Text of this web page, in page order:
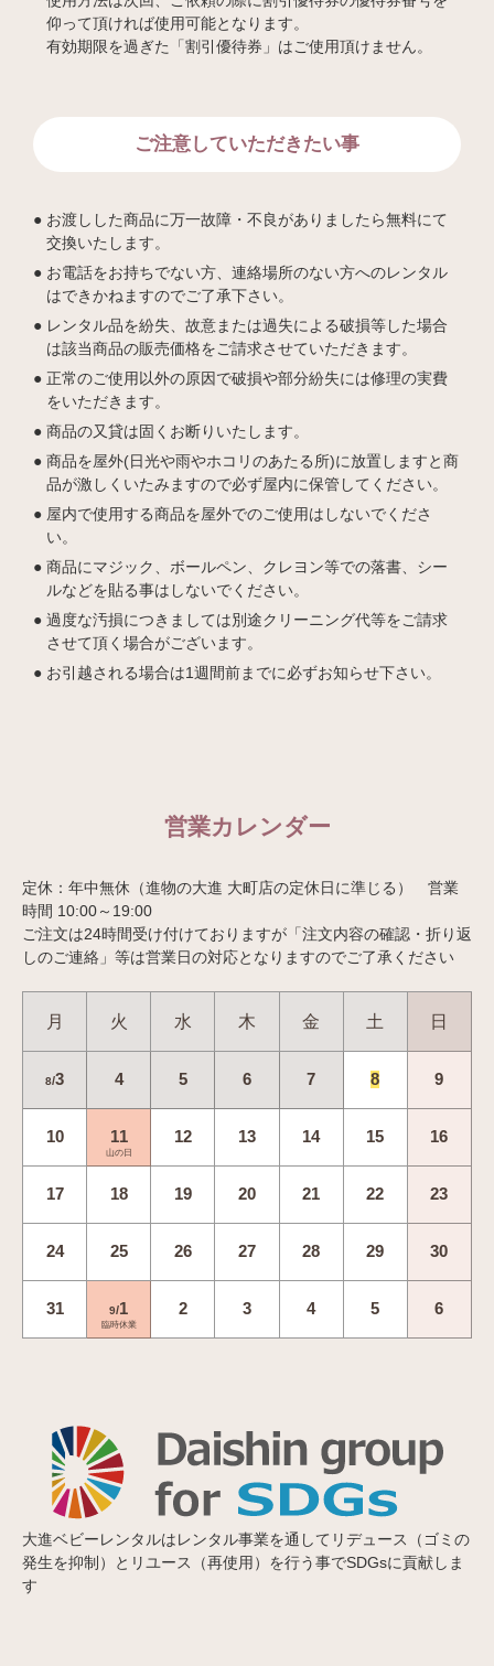
仰って頂ければ使用可能となります。
有効期限を過ぎた「割引優待券」はご使用頂けません。
ご注意していただきたい事
お渡しした商品に万一故障・不良がありましたら無料にて
交換いたします。
お電話をお持ちでない方、連絡場所のない方へのレンタル
はできかねますのでご了承下さい。
レンタル品を紛失、故意または過失による破損等した場合
は該当商品の販売価格をご請求させていただきます。
正常のご使用以外の原因で破損や部分紛失には修理の実費
をいただきます。
商品の又貸は固くお断りいたします。
商品を屋外(日光や雨やホコリのあたる所)に放置しますと商
品が激しくいたみますので必ず屋内に保管してください。
屋内で使用する商品を屋外でのご使用はしないでくださ
い。
商品にマジック、ボールペン、クレヨン等での落書、シー
ルなどを貼る事はしないでください。
過度な汚損につきましては別途クリーニング代等をご請求
させて頂く場合がございます。
お引越される場合は1週間前までに必ずお知らせ下さい。
営業カレンダー
定休：年中無休（進物の大進 大町店の定休日に準じる） 営業
時間 10:00～19:00
ご注文は24時間受け付けておりますが「注文内容の確認・折り返
しのご連絡」等は営業日の対応となりますのでご了承ください
月 火 水 木 金 土 日
8/3 4 5 6 7 8 9
10 11
山の日
12 13 14 15 16
17 18 19 20 21 22 23
24 25 26 27 28 29 30
31 9/1
臨時休業
2 3 4 5 6
大進ベビーレンタルはレンタル事業を通してリデュース（ゴミの
発生を抑制）とリユース（再使用）を行う事でSDGsに貢献しま
す